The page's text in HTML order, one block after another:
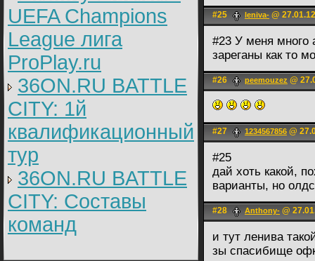
UEFA Champions
League лига
ProPlay.ru
36ON.RU BATTLE
CITY: 1й
квалификационный
тур
36ON.RU BATTLE
CITY: Составы
команд
#25 leniva- @
#23 У меня много
зареганы как то
#26 peemouzez @
#27 1234567856 @
#25
дай хоть какой,
варианты, но
#28 Anthony- @
и тут ленива
зы спасибище